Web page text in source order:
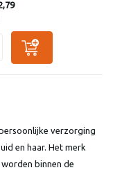
verzorging
en haar. Het merk
binnen de